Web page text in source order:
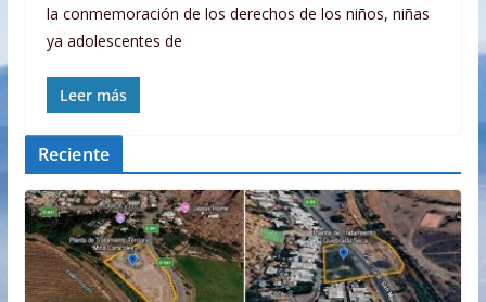
la conmemoración de los derechos de los niños, niñas
ya adolescentes de
Leer más
Reciente